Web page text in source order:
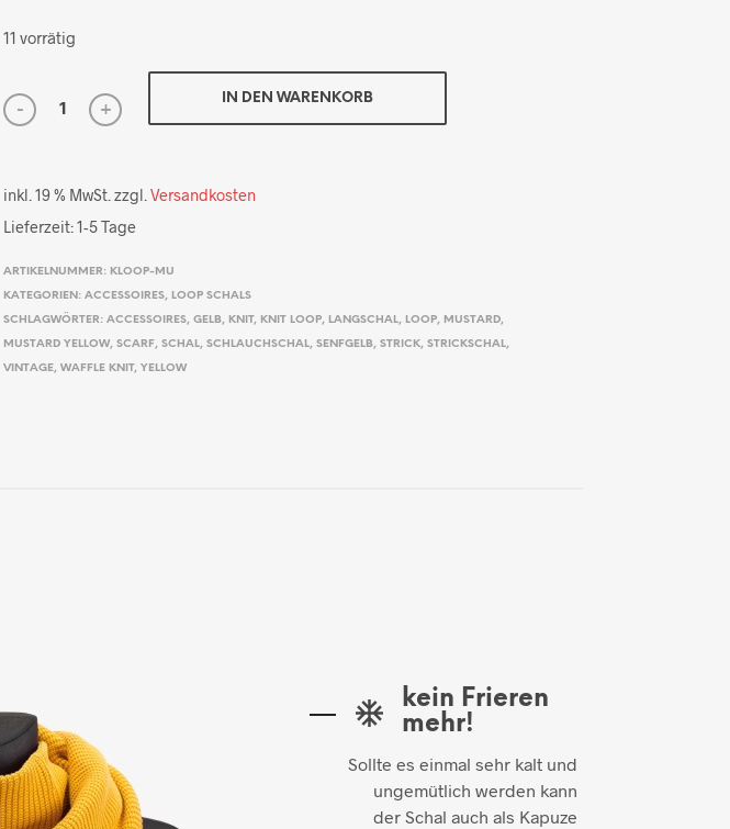
11 vorrätig
IN DEN WARENKORB
inkl. 19 % MwSt. zzgl. Versandkosten
Lieferzeit:1-5 Tage
ARTIKELNUMMER: KLOOP-MU
KATEGORIEN: ACCESSOIRES, LOOP SCHALS
SCHLAGWÖRTER: ACCESSOIRES, GELB, KNIT, KNIT LOOP, LANGSCHAL, LOOP, MUSTARD,
MUSTARD YELLOW, SCARF, SCHAL, SCHLAUCHSCHAL, SENFGELB, STRICK, STRICKSCHAL,
VINTAGE, WAFFLE KNIT, YELLOW
kein Frieren
mehr!
Sollte es einmal sehr kalt und
ungemütlich werden kann
der Schal auch als Kapuze